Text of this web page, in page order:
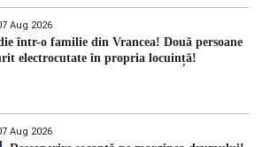
Aug 2026
într-o familie din Vrancea! Două persoane
electrocutate în propria locuință!
Aug 2026